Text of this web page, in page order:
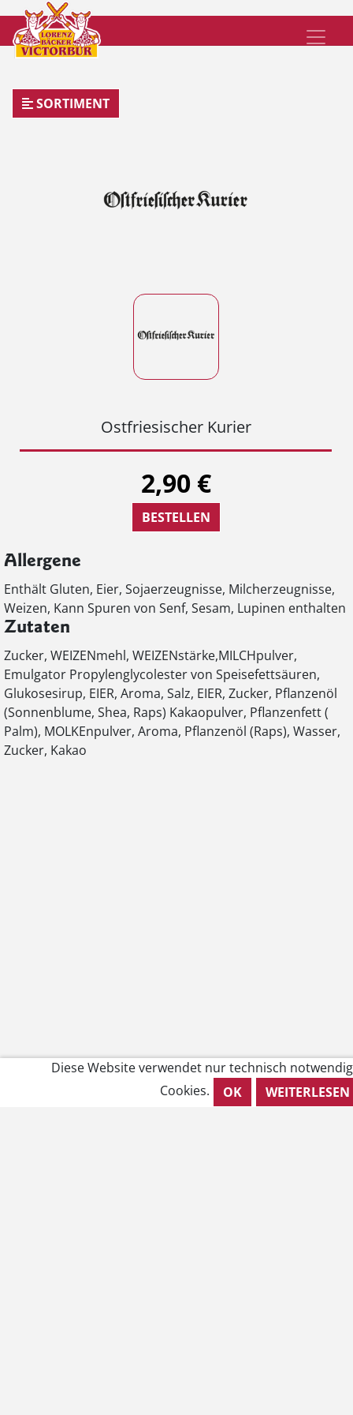
SORTIMENT
Ostfriesischer Kurier
2,90 €
BESTELLEN
Allergene
Enthält Gluten, Eier, Sojaerzeugnisse, Milcherzeugnisse,
Weizen, Kann Spuren von Senf, Sesam, Lupinen enthalten
Zutaten
Zucker, WEIZENmehl, WEIZENstärke,MILCHpulver,
Emulgator Propylenglycolester von Speisefettsäuren,
Glukosesirup, EIER, Aroma, Salz, EIER, Zucker, Pflanzenöl
(Sonnenblume, Shea, Raps) Kakaopulver, Pflanzenfett (
Palm), MOLKEnpulver, Aroma, Pflanzenöl (Raps), Wasser,
Zucker, Kakao
Diese Website verwendet nur technisch
Cookies.
OK WEITERLESEN